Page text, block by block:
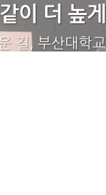
이 더 높게
길, 부산대학교